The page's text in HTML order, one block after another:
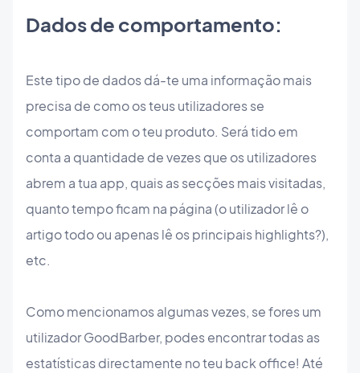
Dados de comportamento:
Este tipo de dados dá-te uma informação mais
precisa de como os teus utilizadores se
comportam com o teu produto. Será tido em
conta a quantidade de vezes que os utilizadores
abrem a tua app, quais as secções mais visitadas,
quanto tempo ficam na página (o utilizador lê o
artigo todo ou apenas lê os principais highlights?),
etc.
Como mencionamos algumas vezes, se fores um
utilizador GoodBarber, podes encontrar todas as
estatísticas directamente no teu back office! Até